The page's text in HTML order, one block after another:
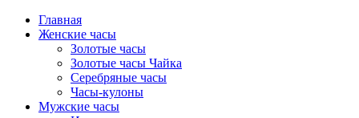
Главная
Женские часы
Золотые часы
Золотые часы Чайка
Серебряные часы
Часы-кулоны
Мужские часы